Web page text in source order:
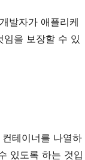
발자가 애플리케
임을 보장할 수 있
테이너를 나열하
있도록 하는 것입